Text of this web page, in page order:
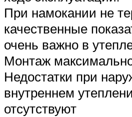
При намокании не
качественные
очень важно в
Монтаж
Недостатки при
внутреннем
отсутствуют